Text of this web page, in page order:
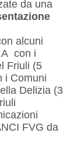
da una
alcuni
con i
Friuli (5
i Comuni
Delizia (3
FVG da